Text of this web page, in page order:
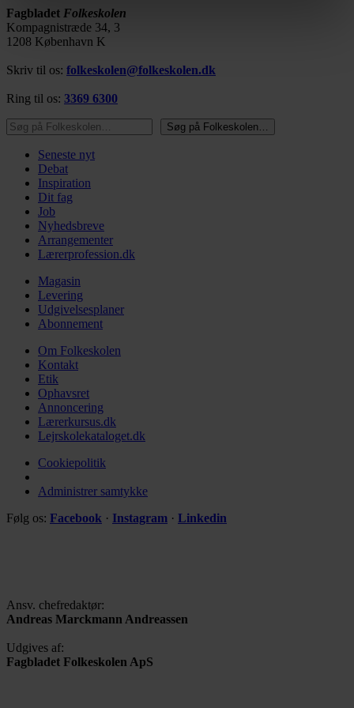
vores privatlivspolitik, som du kan finde her:
https://www.folkeskolen.dk/persondata/
Fagbladet Folkeskolen
Kompagnistræde 34, 3
1208 København K
Skriv til os: folkeskolen@folkeskolen.dk
Ring til os: 3369 6300
Søg på Folkeskolen…
Søg på Folkeskolen…
Seneste nyt
Debat
Inspiration
Dit fag
Job
Nyhedsbreve
Arrangementer
Lærerprofession.dk
Magasin
Levering
Udgivelsesplaner
Abonnement
Om Folkeskolen
Kontakt
Etik
Ophavsret
Annoncering
Lærerkursus.dk
Lejrskolekataloget.dk
Cookiepolitik
Administrer samtykke
Følg os: Facebook · Instagram · Linkedin
Ansv. chefredaktør:
Andreas Marckmann Andreassen
Udgives af:
Fagbladet Folkeskolen ApS